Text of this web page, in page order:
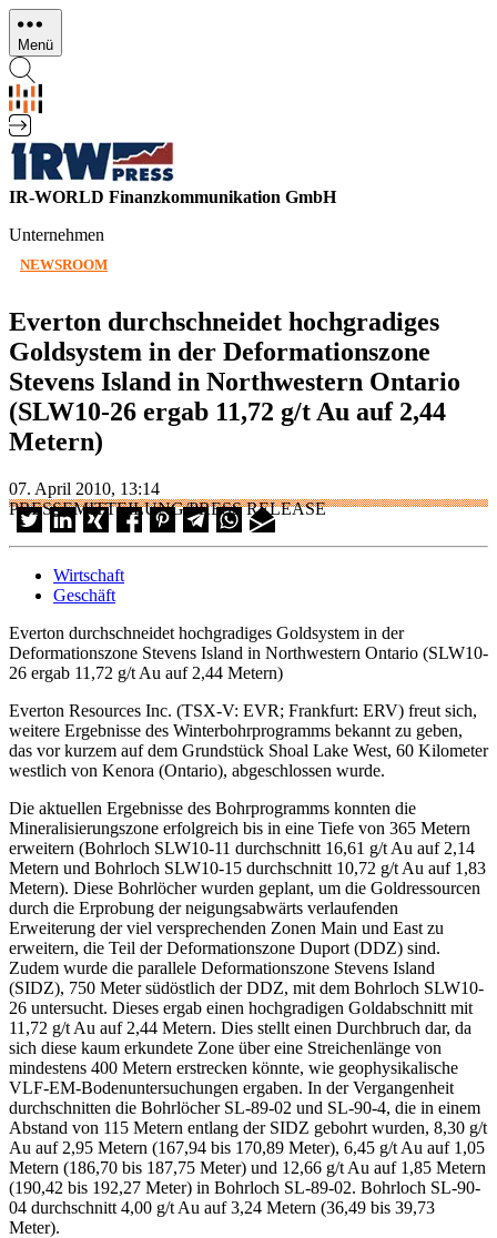
Direkt
zum
Inhalt
Menü
IR-WORLD Finanzkommunikation GmbH
Unternehmen
NEWSROOM
Everton durchschneidet hochgradiges
Goldsystem in der Deformationszone
Stevens Island in Northwestern Ontario
(SLW10-26 ergab 11,72 g/t Au auf 2,44
Metern)
07. April 2010, 13:14
PRESSEMITTEILUNG/PRESS RELEASE
Wirtschaft
Geschäft
Everton durchschneidet hochgradiges Goldsystem in der
Deformationszone Stevens Island in Northwestern Ontario (SLW10-
26 ergab 11,72 g/t Au auf 2,44 Metern)
Everton Resources Inc. (TSX-V: EVR; Frankfurt: ERV) freut sich,
weitere Ergebnisse des Winterbohrprogramms bekannt zu geben,
das vor kurzem auf dem Grundstück Shoal Lake West, 60 Kilometer
westlich von Kenora (Ontario), abgeschlossen wurde.
Die aktuellen Ergebnisse des Bohrprogramms konnten die
Mineralisierungszone erfolgreich bis in eine Tiefe von 365 Metern
erweitern (Bohrloch SLW10-11 durchschnitt 16,61 g/t Au auf 2,14
Metern und Bohrloch SLW10-15 durchschnitt 10,72 g/t Au auf 1,83
Metern). Diese Bohrlöcher wurden geplant, um die Goldressourcen
durch die Erprobung der neigungsabwärts verlaufenden
Erweiterung der viel versprechenden Zonen Main und East zu
erweitern, die Teil der Deformationszone Duport (DDZ) sind.
Zudem wurde die parallele Deformationszone Stevens Island
(SIDZ), 750 Meter südöstlich der DDZ, mit dem Bohrloch SLW10-
26 untersucht. Dieses ergab einen hochgradigen Goldabschnitt mit
11,72 g/t Au auf 2,44 Metern. Dies stellt einen Durchbruch dar, da
sich diese kaum erkundete Zone über eine Streichenlänge von
mindestens 400 Metern erstrecken könnte, wie geophysikalische
VLF-EM-Bodenuntersuchungen ergaben. In der Vergangenheit
durchschnitten die Bohrlöcher SL-89-02 und SL-90-4, die in einem
Abstand von 115 Metern entlang der SIDZ gebohrt wurden, 8,30 g/t
Au auf 2,95 Metern (167,94 bis 170,89 Meter), 6,45 g/t Au auf 1,05
Metern (186,70 bis 187,75 Meter) und 12,66 g/t Au auf 1,85 Metern
(190,42 bis 192,27 Meter) in Bohrloch SL-89-02. Bohrloch SL-90-
04 durchschnitt 4,00 g/t Au auf 3,24 Metern (36,49 bis 39,73
Meter).